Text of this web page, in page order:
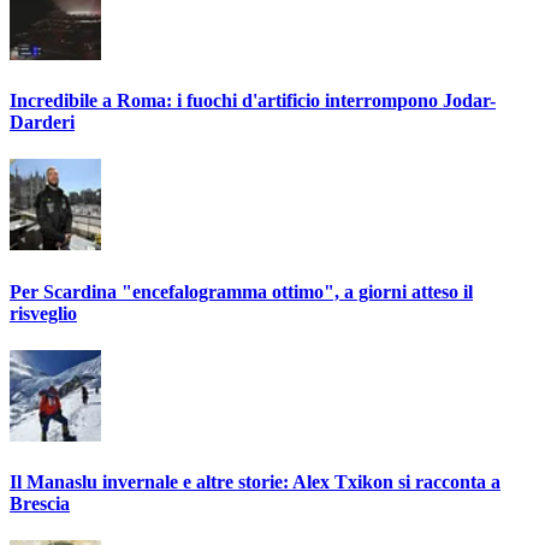
Incredibile a Roma: i fuochi d'artificio interrompono Jodar-
Darderi
Per Scardina "encefalogramma ottimo", a giorni atteso il
risveglio
Il Manaslu invernale e altre storie: Alex Txikon si racconta a
Brescia